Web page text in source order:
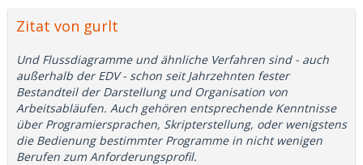
Zitat von gurlt
Und Flussdiagramme und ähnliche Verfahren sind - auch
außerhalb der EDV - schon seit Jahrzehnten fester
Bestandteil der Darstellung und Organisation von
Arbeitsabläufen. Auch gehören entsprechende Kenntnisse
über Programiersprachen, Skripterstellung, oder wenigstens
die Bedienung bestimmter Programme in nicht wenigen
Berufen zum Anforderungsprofil.